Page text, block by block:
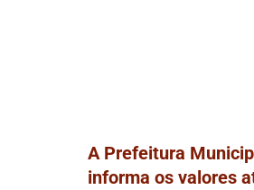
A Prefeitura
informa os valores